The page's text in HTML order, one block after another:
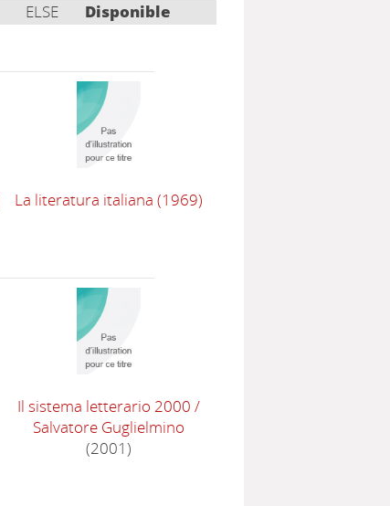
ELSE Disponible
La literatura italiana (1969)
Il sistema letterario 2000 /
Salvatore Guglielmino
(2001)